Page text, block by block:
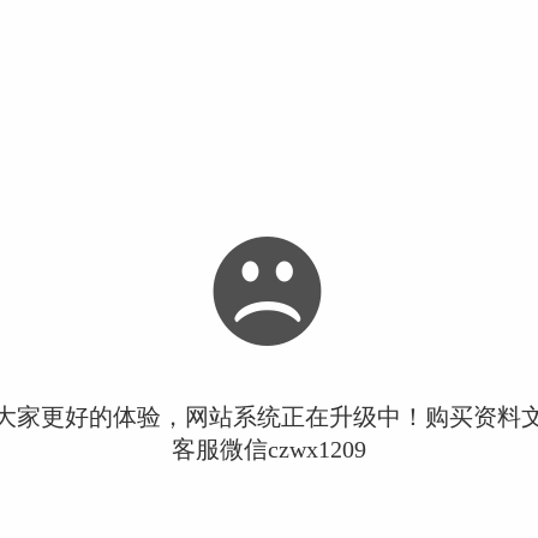
家更好的体验，网站系统正在升级中！购买资料
客服微信czwx1209